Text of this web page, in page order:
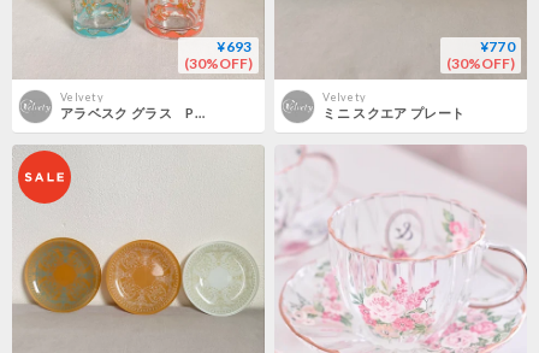
¥693
(30%OFF)
Velvety
アラベスク グラス PK/BL
¥770
(30%OFF)
Velvety
ミニ スクエア プレート